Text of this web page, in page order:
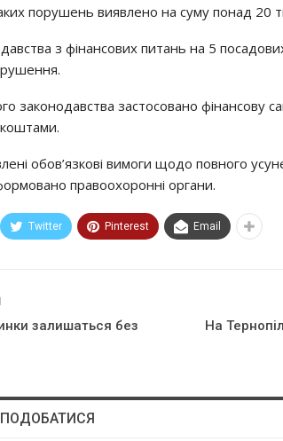
порушень виявлено на суму понад 20
з фінансових питань на 5
застосовано фінансову
обов’язкові вимоги щодо повного
правоохоронні органи.
Twitter Pinterest Email
залишаться без
На